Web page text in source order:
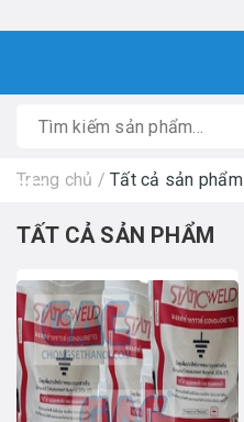
Trang chủ / Tất cả sản phẩm
TẤT CẢ SẢN PHẨM